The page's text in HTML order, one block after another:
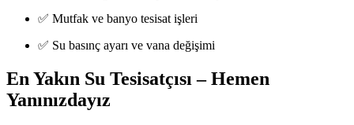
✅ Mutfak ve banyo tesisat işleri
✅ Su basınç ayarı ve vana değişimi
En Yakın Su Tesisatçısı – Hemen
Yanınızdayız